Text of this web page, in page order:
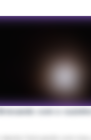
Brincando com o cuzinho!